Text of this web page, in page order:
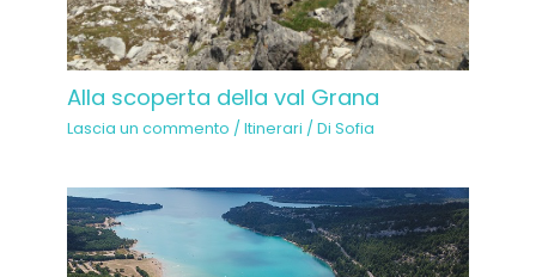
Alla scoperta della val Grana
Lascia un commento /Itinerari / DiSofia